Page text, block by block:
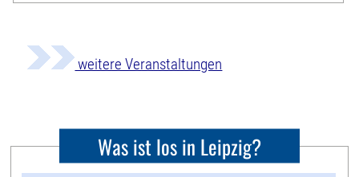
weitere Veranstaltungen
Was ist los in Leipzig?